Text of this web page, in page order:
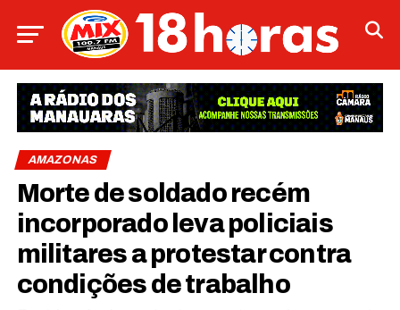
AMAZONAS
Morte de soldado recém
incorporado leva policiais
militares a protestar contra
condições de trabalho